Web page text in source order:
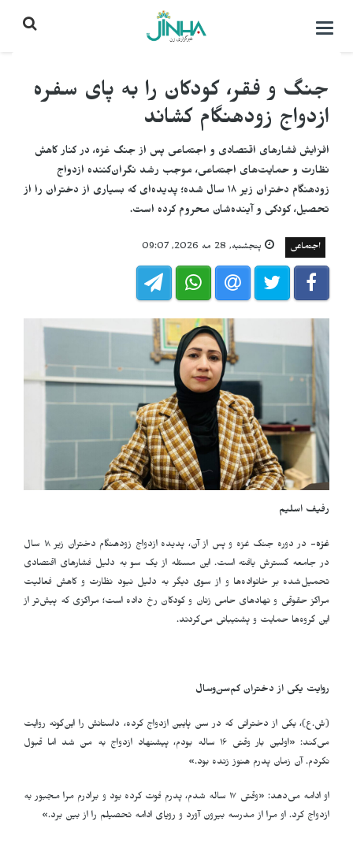
باز
بستن
جنگ و فقر، کودکان را به پای سفره
ازدواج زودهنگام کشاند
افزایش فشارهای اقتصادی و اجتماعی پس از جنگ غزه، در کنار کاهش
نظارت و حمایت‌های اجتماعی، موجب رشد نگران‌کننده ازدواج
زودهنگام دختران زیر ۱۸ سال شده؛ پدیده‌ای که بسیاری از دختران را از
تحصیل، کودکی و آینده‌شان محروم کرده است.
اجتماعی پنجشنبه, 28 مه 2026, 09:07
رفیف اسلیم
غزه-
در دوره جنگ غزه و پس از آن، پدیده ازدواج زودهنگام دختران زیر ۱۸ سال
در جامعه گسترش یافته است. این مسئله از یک سو به دلیل فشارهای اقتصادی
تحمیل‌شده بر خانواده‌ها و از سوی دیگر به دلیل نبود نظارت و کاهش فعالیت
مراکز حقوقی و نهادهای حامی زنان و کودکان رخ داده است؛ مراکزی که پیش‌تر از
این گروه‌ها حمایت و پشتیبانی می‌کردند.
روایت یکی از دختران کم‌سن‌وسال
(ش.ع)، یکی از دخترانی که در سن پایین ازدواج کرده، داستانش را این‌گونه روایت
می‌کند: «اولین بار وقتی ۱۶ ساله بودم، پیشنهاد ازدواج به من شد اما قبول
نکردم. آن زمان پدرم هنوز زنده بود.
»
او ادامه می‌دهد: «وقتی ۱۷ ساله شدم، پدرم فوت کرده بود و برادرم مرا مجبور به
ازدواج کرد. او مرا از مدرسه بیرون آورد و رویای ادامه تحصیلم را از بین برد.
»